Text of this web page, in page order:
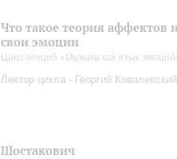
Что такое теория аффектов
свои эмоции
Цикл лекций «Музыка как язык
Лектор цикла - Георгий Ковалевский
Шостакович